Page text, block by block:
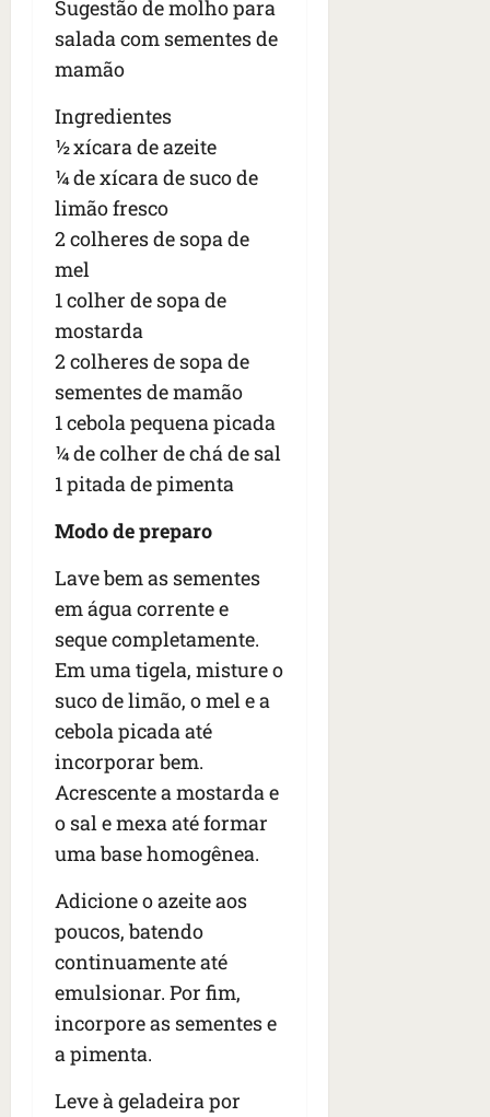
Sugestão de molho para
salada com sementes de
mamão
Ingredientes
½ xícara de azeite
¼ de xícara de suco de
limão fresco
2 colheres de sopa de
mel
1 colher de sopa de
mostarda
2 colheres de sopa de
sementes de mamão
1 cebola pequena picada
¼ de colher de chá de sal
1 pitada de pimenta
Modo de preparo
Lave bem as sementes
em água corrente e
seque completamente.
Em uma tigela, misture o
suco de limão, o mel e a
cebola picada até
incorporar bem.
Acrescente a mostarda e
o sal e mexa até formar
uma base homogênea.
Adicione o azeite aos
poucos, batendo
continuamente até
emulsionar. Por fim,
incorpore as sementes e
a pimenta.
Leve à geladeira por